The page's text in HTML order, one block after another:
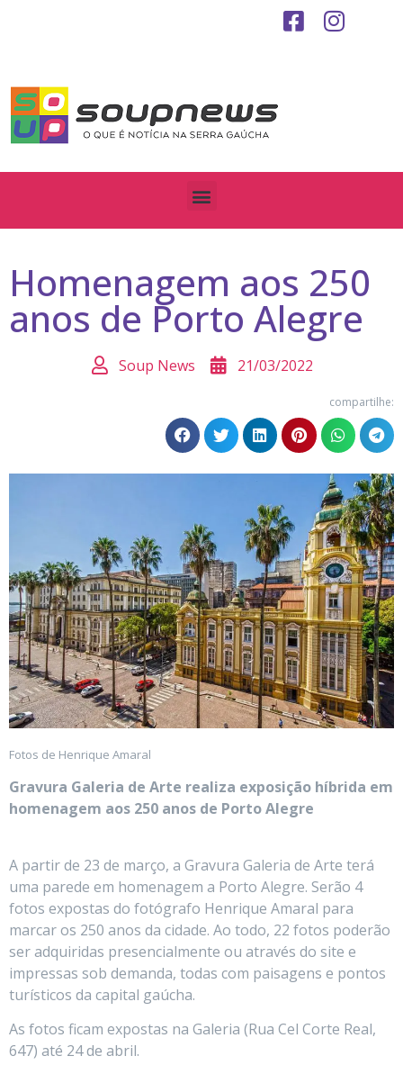
Homenagem aos 250
anos de Porto Alegre
Soup News 21/03/2022
compartilhe:
Fotos de Henrique Amaral
Gravura Galeria de Arte realiza exposição híbrida em
homenagem aos 250 anos de Porto Alegre
A partir de 23 de março, a Gravura Galeria de Arte terá
uma parede em homenagem a Porto Alegre. Serão 4
fotos expostas do fotógrafo Henrique Amaral para
marcar os 250 anos da cidade. Ao todo, 22 fotos poderão
ser adquiridas presencialmente ou através do site e
impressas sob demanda, todas com paisagens e pontos
turísticos da capital gaúcha.
As fotos ficam expostas na Galeria (Rua Cel Corte Real,
647) até 24 de abril.